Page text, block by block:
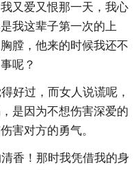
又爱又恨那一天，我心
我这辈子第一次的上
膛，他来的时候我还不
呢？
好过，而女人说谎呢，
是因为不想伤害深爱的
害对方的勇气。
香！那时我凭借我的身